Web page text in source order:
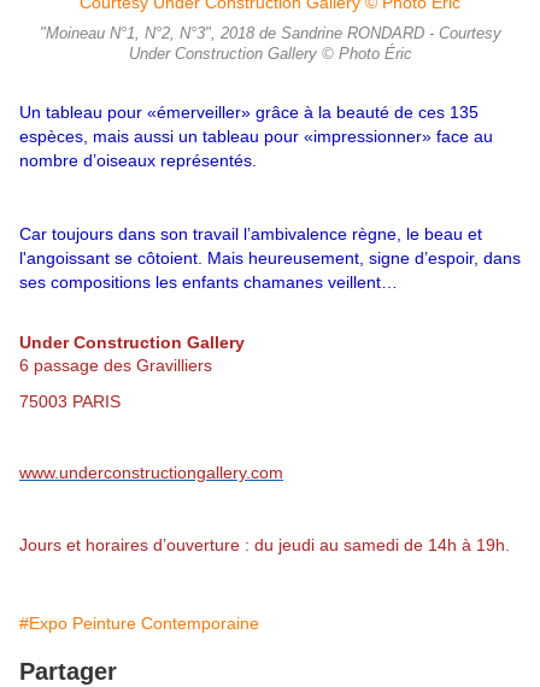
"Moineau N°1, N°2, N°3", 2018 de Sandrine RONDARD - Courtesy
Under Construction Gallery © Photo Éric
Un tableau pour «émerveiller» grâce à la beauté de ces 135
espèces, mais aussi un tableau pour «impressionner» face au
nombre d’oiseaux représentés.
Car toujours dans son travail l’ambivalence règne, le beau et
l'angoissant se côtoient. Mais heureusement, signe d’espoir, dans
ses compositions les enfants chamanes veillent…
Under Construction Gallery
6 passage des Gravilliers
75003 PARIS
www.underconstructiongallery.com
Jours et horaires d’ouverture : du jeudi au samedi de 14h à 19h.
#Expo Peinture Contemporaine
Partager